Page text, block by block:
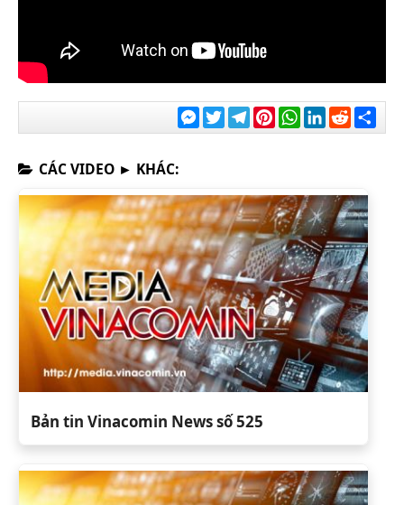
Messenger
TwitterTelegramPinterestWhatsApp
LinkedIn
Reddit
CÁC VIDEO ► KHÁC:
Bản tin Vinacomin News số 525